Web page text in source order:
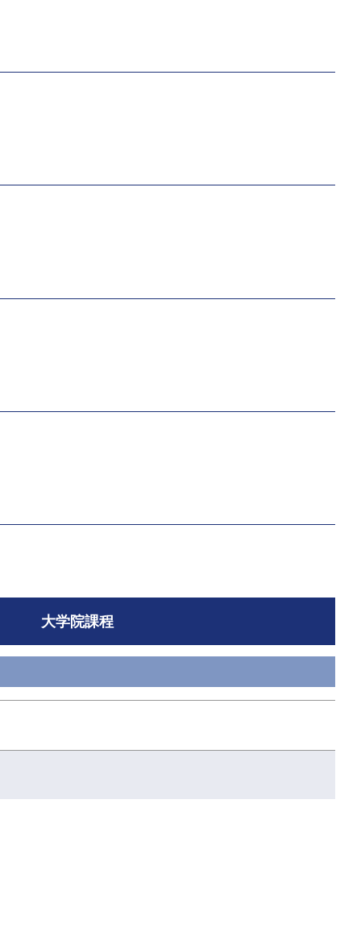
大学院課程